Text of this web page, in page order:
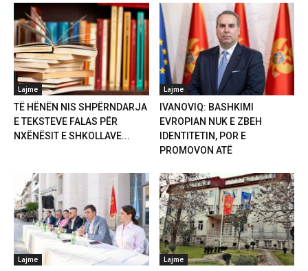
Lajme
TË HËNËN NIS SHPËRNDARJA
E TEKSTEVE FALAS PËR
NXËNËSIT E SHKOLLAVE...
Lajme
IVANOVIQ: BASHKIMI
EVROPIAN NUK E ZBEH
IDENTITETIN, POR E
PROMOVON ATË
Lajme Lajme